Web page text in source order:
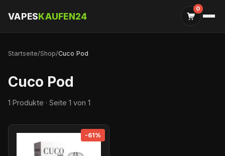
VAPESKAUFEN24
0
Startseite/Shop/Cuco Pod
Cuco Pod
1 Produkte · Seite 1 von 1
-61%